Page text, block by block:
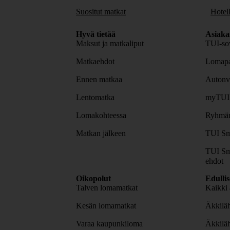
Suositut matkat
Hyvä tietää
Maksut ja matkaliput
Matkaehdot
Ennen matkaa
Lentomatka
Lomakohteessa
Matkan jälkeen
TUI-
myTUI
TUI
TUI
ehdot
Oikopolut
Talven lomamatkat
Kesän lomamatkat
Varaa kaupunkiloma
Kaikki